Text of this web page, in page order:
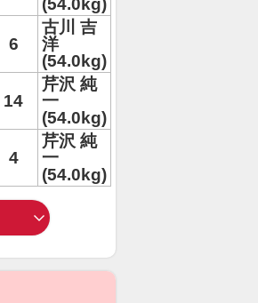
(54.0kg)
6
古川 吉
洋
(54.0kg)
14
芹沢 純
一
(54.0kg)
4
芹沢 純
一
(54.0kg)